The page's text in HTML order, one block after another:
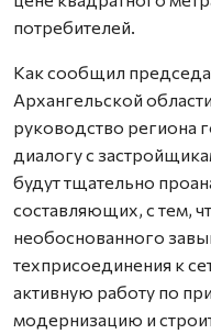
потребителей.
Как сообщил
Архангельской
руководство региона
диалогу с
будут тщательно
составляющих, с тем,
необоснованного
техприсоединения к
активную работу по
модернизацию и